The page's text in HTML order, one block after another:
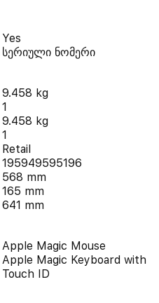
Yes
სერიული ნომერი
9.458 kg
1
9.458 kg
1
Retail
195949595196
568 mm
165 mm
641 mm
Apple Magic Mouse
Apple Magic Keyboard with
Touch ID